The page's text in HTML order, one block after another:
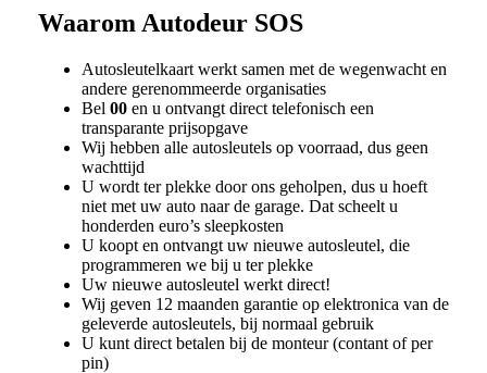
Waarom Autodeur SOS
Autosleutelkaart werkt samen met de wegenwacht en
andere gerenommeerde organisaties
Bel 00en u ontvangt direct telefonisch een
transparante prijsopgave
Wij hebben alle autosleutels op voorraad, dus geen
wachttijd
U wordt ter plekke door ons geholpen, dus u hoeft
niet met uw auto naar de garage. Dat scheelt u
honderden euro’s sleepkosten
U koopt en ontvangt uw nieuwe autosleutel, die
programmeren we bij u ter plekke
Uw nieuwe autosleutel werkt direct!
Wij geven 12 maanden garantie op elektronica van de
geleverde autosleutels, bij normaal gebruik
U kunt direct betalen bij de monteur (contant of per
pin)